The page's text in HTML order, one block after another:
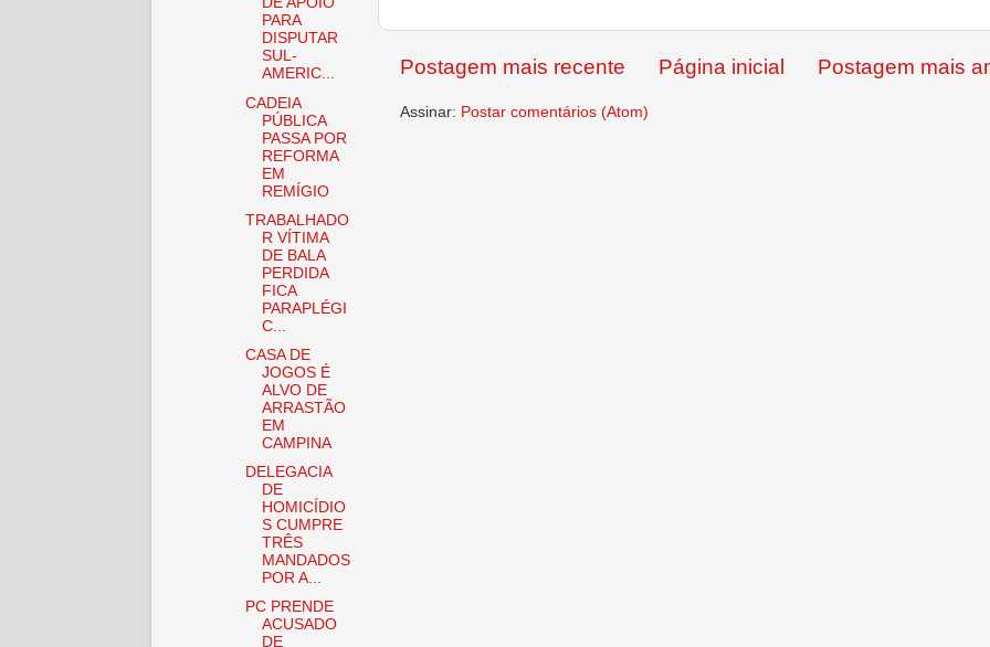
Postagem mais recente Postagem mais
Página inicial
Assinar: Postar comentários (Atom)
PARA
DISPUTAR
SUL-
AMERIC...
CADEIA
PÚBLICA
PASSA POR
REFORMA
EM
REMÍGIO
TRABALHADO
R VÍTIMA
DE BALA
PERDIDA
FICA
PARAPLÉGI
C...
CASA DE
JOGOS É
ALVO DE
ARRASTÃO
EM
CAMPINA
DELEGACIA
DE
HOMICÍDIO
S CUMPRE
TRÊS
MANDADOS
POR A...
PC PRENDE
ACUSADO
DE